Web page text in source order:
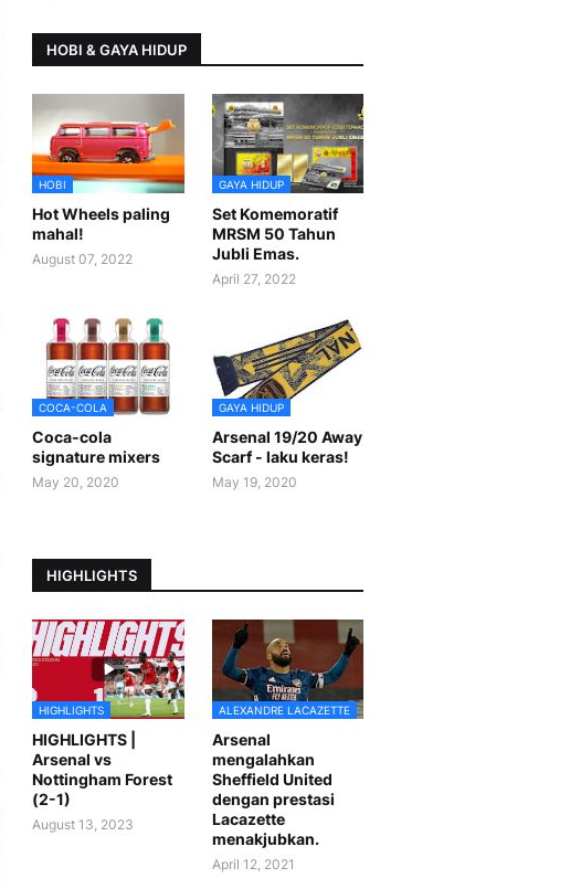
HOBI & GAYA HIDUP
HOBI
Hot Wheels paling
mahal!
August 07, 2022
GAYA HIDUP
Set Komemoratif
MRSM 50 Tahun
Jubli Emas.
April 27, 2022
COCA-COLA
Coca-cola
signature mixers
May 20, 2020
GAYA HIDUP
Arsenal 19/20 Away
Scarf - laku keras!
May 19, 2020
HIGHLIGHTS
HIGHLIGHTS
HIGHLIGHTS |
Arsenal vs
Nottingham Forest
(2-1)
August 13, 2023
ALEXANDRE LACAZETTE
Arsenal
mengalahkan
Sheffield United
dengan prestasi
Lacazette
menakjubkan.
April 12, 2021